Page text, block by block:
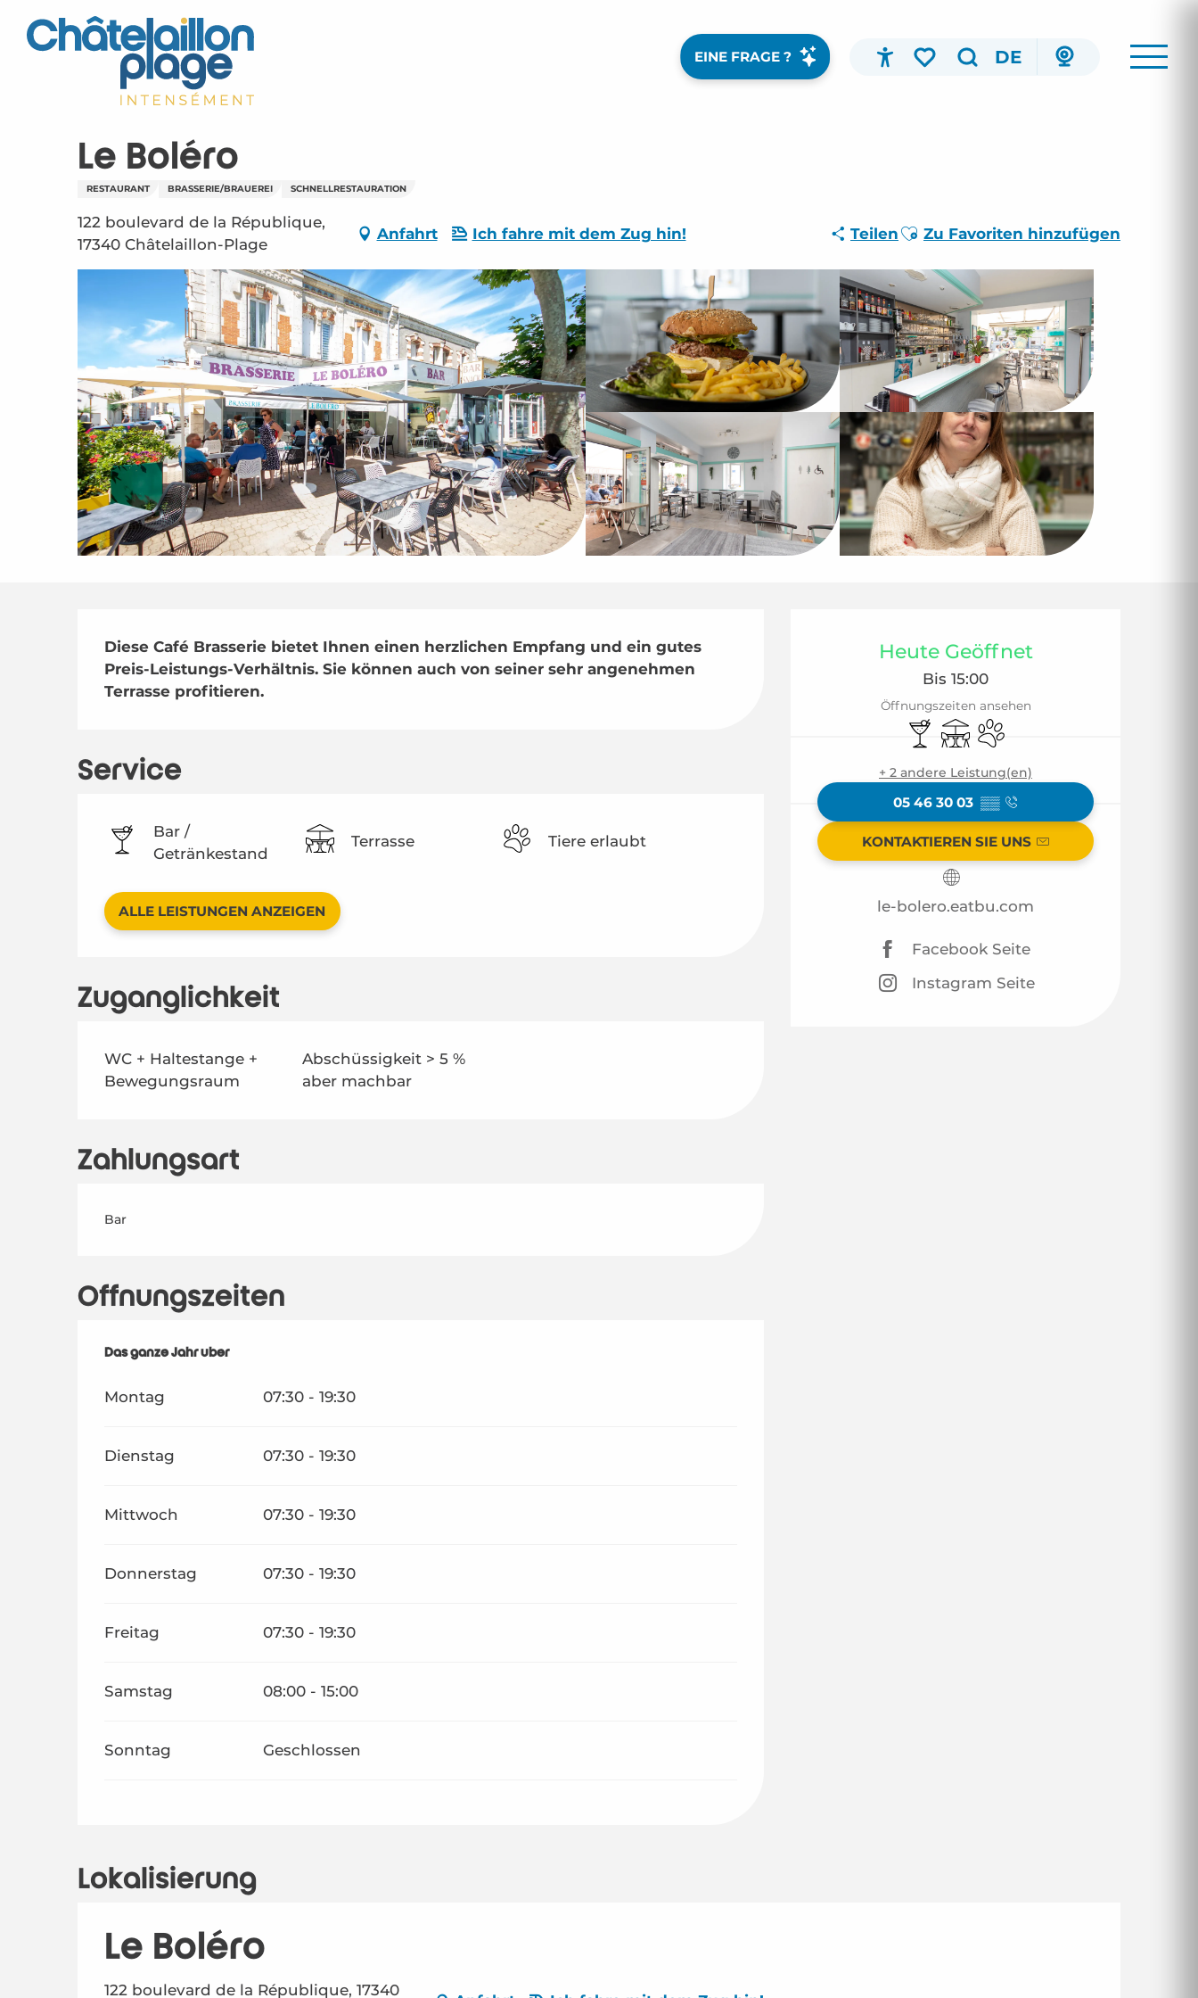
contenu
EINE FRAGE ? DE
Le Boléro
RESTAURANT BRASSERIE/BRAUEREI SCHNELLRESTAURATION
122 boulevard de la République,
17340 Châtelaillon-Plage
Anfahrt Ich fahre mit dem Zug hin! Teilen Ajouter aux favoris
Zu Favoriten hinzufügen
Öffnungszeiten &
Heute Geöffnet
Bis 15:00
Öffnungszeiten ansehen
Bar / Getränkestand
TerrasseTiere erlaubt
+ 2 andere Leistung(en)
05 46 30 03 ▒▒
KONTAKTIEREN SIE UNS
le-bolero.eatbu.com
Facebook Seite
Instagram Seite
Beschreibung
Diese Café Brasserie bietet Ihnen einen herzlichen Empfang und ein gutes
Preis-Leistungs-Verhältnis. Sie können auch von seiner sehr angenehmen
Terrasse profitieren.
Service
Bar /
Getränkestand
Terrasse Tiere erlaubt
ALLE LEISTUNGEN ANZEIGEN
Zugänglichkeit
WC + Haltestange +
Bewegungsraum
Abschüssigkeit > 5 %
aber machbar
Zahlungsart
Bar
Öffnungszeiten
Das ganze Jahr über
Das ganze Jahr über
Montag 07:30 - 19:30
Dienstag 07:30 - 19:30
Mittwoch 07:30 - 19:30
Donnerstag 07:30 - 19:30
Freitag 07:30 - 19:30
Samstag 08:00 - 15:00
Sonntag Geschlossen
Lokalisierung
Le Boléro
122 boulevard de la République, 17340